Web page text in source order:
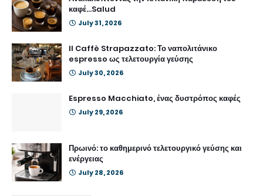
καφέ...Salud
July 31, 2026
Il Caffè Strapazzato: Το ναπολιτάνικο
espresso ως τελετουργία γεύσης
July 30, 2026
Espresso Macchiato, ένας δυστρόπος καφές
July 29, 2026
Πρωινό: το καθημερινό τελετουργικό γεύσης και
ενέργειας
July 28, 2026